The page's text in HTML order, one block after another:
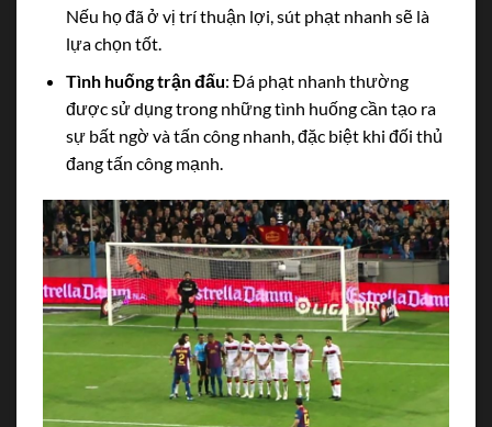
Nếu họ đã ở vị trí thuận lợi, sút phạt nhanh sẽ là
lựa chọn tốt.
Tình huống trận đấu: Đá phạt nhanh thường
được sử dụng trong những tình huống cần tạo ra
sự bất ngờ và tấn công nhanh, đặc biệt khi đối thủ
đang tấn công mạnh.